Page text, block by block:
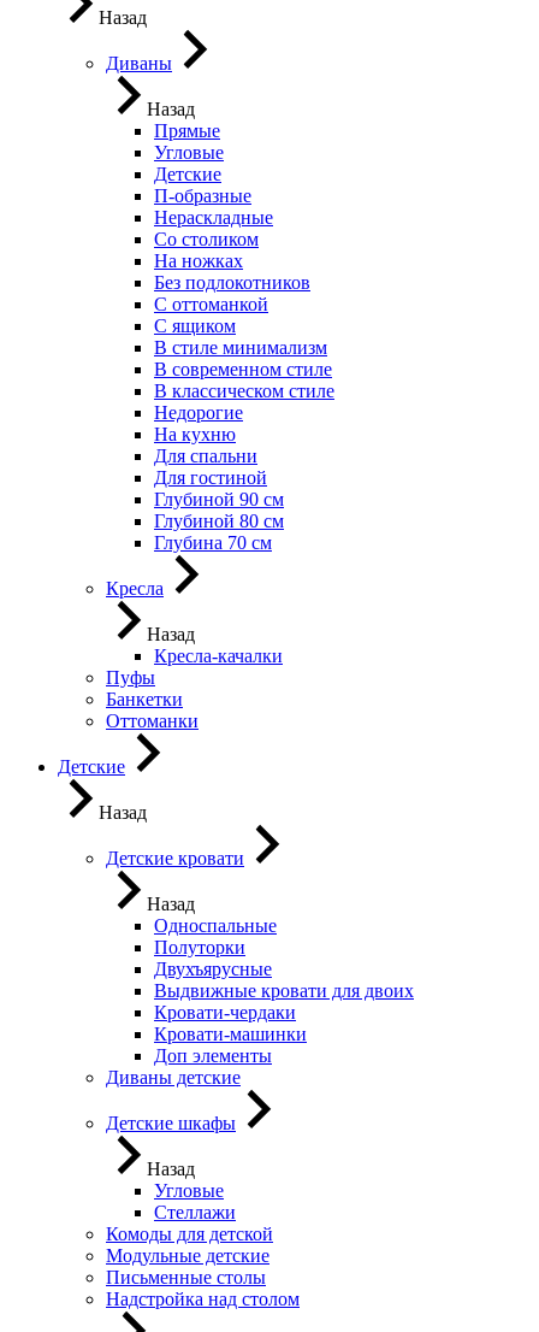
Назад
Диваны
Назад
Прямые
Угловые
Детские
П-образные
Нераскладные
Со столиком
На ножках
Без подлокотников
С оттоманкой
С ящиком
В стиле минимализм
В современном стиле
В классическом стиле
Недорогие
На кухню
Для спальни
Для гостиной
Глубиной 90 см
Глубиной 80 см
Глубина 70 см
Кресла
Назад
Кресла-качалки
Пуфы
Банкетки
Оттоманки
Детские
Назад
Детские кровати
Назад
Односпальные
Полуторки
Двухъярусные
Выдвижные кровати для двоих
Кровати-чердаки
Кровати-машинки
Доп элементы
Диваны детские
Детские шкафы
Назад
Угловые
Стеллажи
Комоды для детской
Модульные детские
Письменные столы
Надстройка над столом